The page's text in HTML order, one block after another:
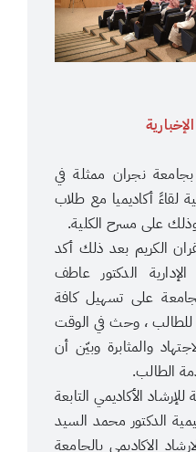
بجامعة نجران ممثلة في
لقاءً أكاديميا مع طلاب
على مسرح الكلية.
الكريم بعد ذلك أكد
الدكتور عاطف
على تسهيل كافة
للطالب ، وحث في الوقت
والمثابرة وبيّن أن
الطالب.
الأكاديمي التابعة
الدكتور محمد السيد
الاكاديمي بالجامعة